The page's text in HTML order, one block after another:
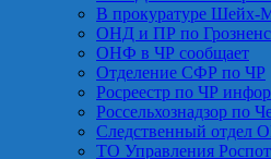
В прокуратуре Шейх-
ОНД и ПР по
ОНФ в ЧР сообщает
Отделение СФР по ЧР
Росреестр по ЧР
Россельхознадзор по
Следственный отдел
ТО Управления